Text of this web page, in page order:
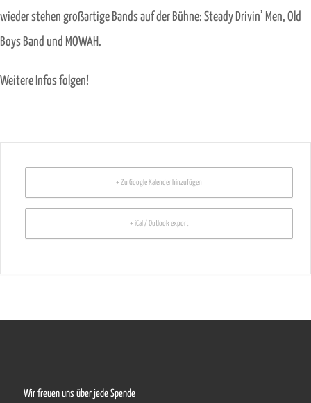
wieder stehen großartige Bands auf der Bühne: Steady Drivin’ Men, Old
Boys Band und MOWAH.
Weitere Infos folgen!
+ Zu Google Kalender hinzufügen
+ iCal / Outlook export
Wir freuen uns über jede Spende